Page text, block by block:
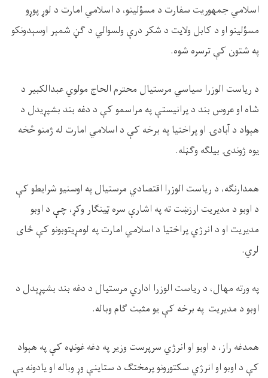
اسلامي جمهوریت سفارت د مسؤلینو، د اسلامي امارت د لوړ پوړو
مسؤلینو او د کابل ولایت د شکر درې ولسوالي د ګڼ شمېر اوسېدونکو
په شتون کې ترسره شوه.
د ریاست الوزرا سیاسي مرستیال محترم الحاج مولوي عبدالکبیر د
شاه او عروس بند د پرانیستې په مراسمو کې د دغه بند بشپړیدل د
هېواد د آبادۍ او پراختیا په برخه کې د اسلامي امارت له ژمنو څخه
یوه ژوندۍ بیلګه وګڼله.
همدارنګه، د ریاست الوزرا اقتصادي مرستیال په اوسنیو شرایطو کې
د اوبو د مدیریت ارزښت ته په اشارې سره ټینګار وکړ، چې د اوبو
مدیریت او د انرژي پراختیا د اسلامي امارت په لومړیتوبونو کې ځای
لري.
په ورته مهال، د ریاست الوزرا اداري مرستیال د دغه بند بشپړېدل د
اوبو د مدیریت په برخه کې یو مثبت ګام وباله.
همدغه راز، د اوبو او انرژي سرپرست وزیر په دغه غونډه کې په هېواد
کې د اوبو او انرژي سکتورونو پرمختګ د ستاینې وړ وباله او یادونه یې